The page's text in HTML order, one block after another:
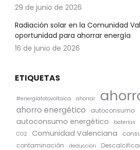
29 de junio de 2026
Radiación solar en la Comunidad
oportunidad para ahorrar energía
16 de junio de 2026
ETIQUETAS
#energíafotovoltaica ahorrar
ahorro energético autoconsumo
autoconsumo energético baterías
CO2 Comunidad Valenciana
contaminación
deducción